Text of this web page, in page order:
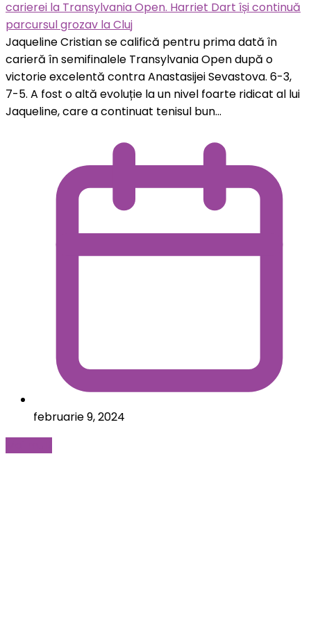
carierei la Transylvania Open. Harriet Dart își continuă
parcursul grozav la Cluj
Jaqueline Cristian se califică pentru prima dată în
carieră în semifinalele Transylvania Open după o
victorie excelentă contra Anastasijei Sevastova. 6-3,
7-5. A fost o altă evoluție la un nivel foarte ridicat al lui
Jaqueline, care a continuat tenisul bun...
februarie 9, 2024